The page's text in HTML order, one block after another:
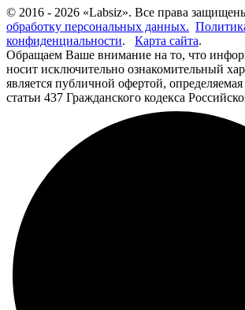
© 2016 - 2026 «Labsiz». Все права
обработку персональных данных.
конфиденциальности. Карта сайта.
Обращаем Ваше внимание на то, что
носит исключительно ознакомительный
является публичной офертой,
статьи 437 Гражданского кодекса